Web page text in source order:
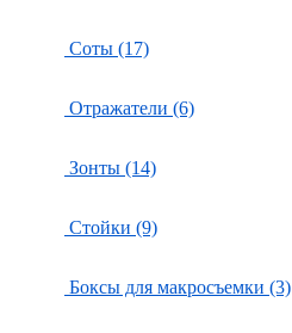
Соты (17)
Отражатели (6)
Зонты (14)
Стойки (9)
Боксы для макросъемки (3)